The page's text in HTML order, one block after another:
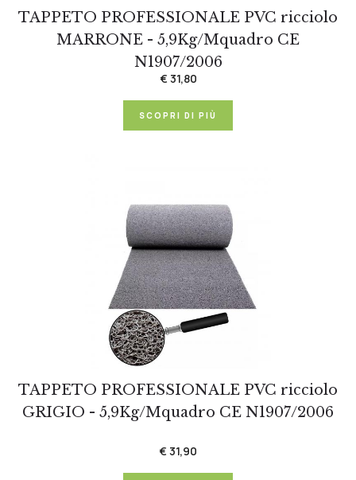
TAPPETO PROFESSIONALE PVC ricciolo
MARRONE - 5,9Kg/Mquadro CE
N1907/2006
€ 31,80
SCOPRI DI PIÙ
TAPPETO PROFESSIONALE PVC ricciolo
GRIGIO - 5,9Kg/Mquadro CE N1907/2006
€ 31,90